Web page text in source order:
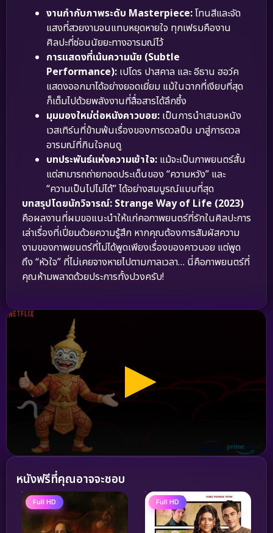
งานกำกับภาพระดับ Masterpiece:โทนสีและจัด
แสงที่สวยงามจนแทบหยุดหายใจ ทุกเฟรมคืองาน
ศิลปะที่ซ่อนนัยยะทางอารมณ์ไว้
การแสดงที่เน้นความนัย (Subtle
Performance): เปโดร ปาสคาล และ อีธาน ฮอว์ค
แสดงออกมาได้อย่างยอดเยี่ยม แม้ในฉากที่เงียบที่สุด
ก็เต็มไปด้วยพลังงานที่สื่อสารได้ลึกซึ้ง
มุมมองใหม่ต่อหนังคาวบอย: เป็นการนำเสนอหนัง
เวสเทิร์นที่ข้ามพ้นเรื่องของการดวลปืน มาสู่การดวล
อารมณ์ที่กินใจคนดู
บทประพันธ์แห่งความเข้าใจ: แม้จะเป็นภาพยนตร์สั้น
แต่สามารถถ่ายทอดประเด็นของ “ความหวัง” และ
“ความเป็นไปไม่ได้” ได้อย่างสมบูรณ์แบบที่สุด
บทสรุปโดยนักวิจารณ์: Strange Way of Life (2023)
คือผลงานที่ผมขอแนะนำให้แก่คอภาพยนตร์ที่รักในศิลปะการ
เล่าเรื่องที่เปี่ยมด้วยความรู้สึก หากคุณต้องการสัมผัสความ
งามของภาพยนตร์ที่ไม่ได้พูดเพียงเรื่องของคาวบอย แต่พูด
ถึง “หัวใจ” ที่ไม่เคยจางหายไปตามกาลเวลา… นี่คือภาพยนตร์ที่
คุณห้ามพลาดด้วยประการทั้งปวงครับ!
หนังฟรีที่คุณอาจจะชอบ
Full HD Full HD